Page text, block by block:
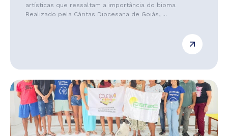
artísticas que ressaltam a importância do bioma
Realizado pela Cáritas Diocesana de Goiás, ...